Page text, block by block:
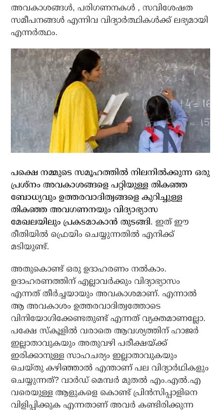
അവകാശങ്ങൾ, പരിഗണനകൾ , സവിശേഷത
സമീപനങ്ങൾ എന്നിവ വിദ്യാർത്ഥികൾക്ക് ലഭ്യമായി
എന്നർത്ഥം.
പക്ഷെ നമ്മുടെ സമൂഹത്തിൽ നിലനിൽക്കുന്ന ഒരു
പ്രശ്നം അവകാശങ്ങളെ പറ്റിയുള്ള തികഞ്ഞ
ബോധ്യവും ഉത്തരവാദിത്വങ്ങളെ കുറിച്ചുള്ള
തികഞ്ഞ അവഗണനയും വിദ്യാഭ്യാസ
മേഖലയിലും പ്രകടമാകാൻ തുടങ്ങി. ഇത് ഈ
രീതിയിൽ ഫ്രെയിം ചെയ്യുന്നതിൽ എനിക്ക്
മടിയുണ്ട്.
അതുകൊണ്ട് ഒരു ഉദാഹരണം നൽകാം.
ഉദാഹരണത്തിന് എല്ലാവർക്കും വിദ്യാഭ്യാസം
എന്നത് തീർച്ചയായും അവകാശമാണ്. എന്നാൽ
ആ അവകാശം ഉത്തരവാദിത്വത്തോടെ
വിനിയോഗിക്കേണ്ടതുണ്ട് എന്നത് വ്യക്തമാണല്ലോ.
പക്ഷേ സ്‌കൂളിൽ വരാതെ ആവശ്യത്തിന് ഹാജർ
ഇല്ലാതാവുകയും അതുവഴി പരീക്ഷയ്ക്ക്
ഇരിക്കാനുള്ള സാഹചര്യം ഇല്ലാതാവുകയും
ചെയ്തു കഴിഞ്ഞാൽ എന്താണ് പല വിദ്യാർഥികളും
ചെയ്യുന്നത്? വാർഡ് മെമ്പർ മുതൽ എം.എൽ.എ
വരെയുള്ള ആളുകളെ കൊണ്ട് പ്രിൻസിപ്പാളിനെ
വിളിപ്പിക്കുക എന്നതാണ് അവർ കണ്ടിരിക്കുന്ന